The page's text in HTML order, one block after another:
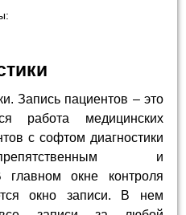
Запись пациентов – это
работа медицинских
с софтом диагностики
и
главном окне контроля
окно записи. В нем